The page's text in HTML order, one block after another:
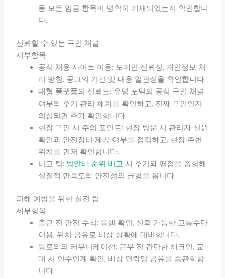
등 모든 임금 항목이 명확히 기재되었는지 확인합니
다.
신뢰할 수 있는 구인 채널
세부항목
공식 채용 사이트 이용: 도메인 신뢰성, 개인정보 처
리 방침, 공고의 기간 및 내용 일관성을 확인합니다.
대형 플랫폼의 신뢰도: 유명 포털의 공식 구인 채널
여부와 후기 관리 체계를 확인하고, 진짜 구인인지
의심되면 추가 확인합니다.
현장 구인 시 주의 포인트: 현장 방문 시 관리자 신원
확인과 안전장비 제공 여부를 점검하고, 현장 주변
위치를 먼저 확인합니다.
비교 팁: 밤알바 순위 비교 시 후기와 평점을 종합해
실질적 만족도와 안전성의 균형을 봅니다.
피해 예방을 위한 실전 팁
세부항목
출근 전 안전 수칙: 동행 확인, 신뢰 가능한 교통수단
이용, 위치 공유로 비상 상황에 대비합니다.
동료와의 커뮤니케이션: 근무 전 간단한 체크인, 교
대 시 인수인계 확인, 비상 연락망 공유를 습관화합
니다.